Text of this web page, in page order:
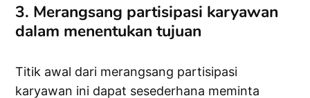
3. Merangsang partisipasi karyawan
dalam menentukan tujuan
Titik awal dari merangsang partisipasi
karyawan ini dapat sesederhana meminta